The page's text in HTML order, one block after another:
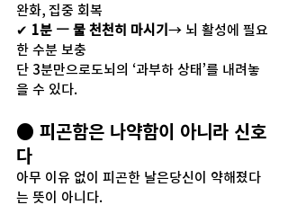
완화, 집중 회복
✔ 1분 — 물 천천히 마시기 → 뇌 활성에 필요
한 수분 보충
단 3분만으로도뇌의 ‘과부하 상태’를 내려놓
을 수 있다.
● 피곤함은 나약함이 아니라 신호
다
아무 이유 없이 피곤한 날은당신이 약해졌다
는 뜻이 아니다.